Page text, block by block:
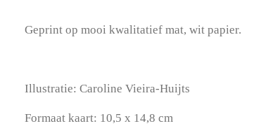
Geprint op mooi kwalitatief mat, wit papier.
Illustratie: Caroline Vieira-Huijts
Formaat kaart: 10,5 x 14,8 cm